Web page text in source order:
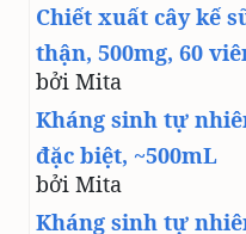
Chiết xuất cây kế
thận, 500mg, 60
bởi Mita
Kháng sinh tự
đặc biệt, ~500mL
bởi Mita
Kháng sinh tự